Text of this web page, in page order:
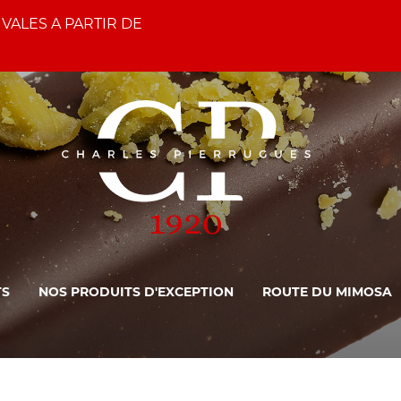
A PARTIR DE
NOS PRODUITS D'EXCEPTION ROUTE DU MIMOSA